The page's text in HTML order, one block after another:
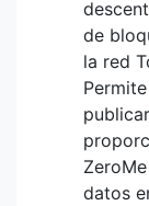
de
la red
datos